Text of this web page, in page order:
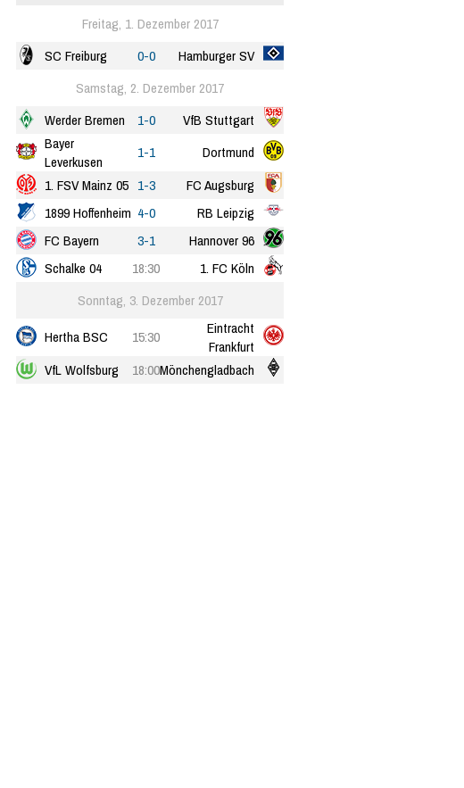
Freitag, 1. Dezember 2017
SC Freiburg
0-0
Hamburger SV
Samstag, 2. Dezember 2017
Werder Bremen
1-0
VfB Stuttgart
Bayer
Leverkusen
1-1
Dortmund
1. FSV Mainz 05 1-3
FC Augsburg
1899 Hoffenheim 4-0
RB Leipzig
FC Bayern
3-1
Hannover 96
Schalke 04
18:30
1. FC Köln
Sonntag, 3. Dezember 2017
Hertha BSC
15:30
Eintracht
Frankfurt
VfL Wolfsburg
18:00Mönchengladbach